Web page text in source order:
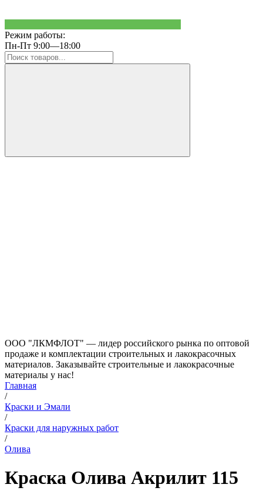
Режим работы:
Пн-Пт 9:00—18:00
ООО "ЛКМФЛОТ" — лидер российского рынка по оптовой
продаже и комплектации строительных и лакокрасочных
материалов. Заказывайте строительные и лакокрасочные
материалы у нас!
Главная
/
Краски и Эмали
/
Краски для наружных работ
/
Олива
Краска Олива Акрилит 115